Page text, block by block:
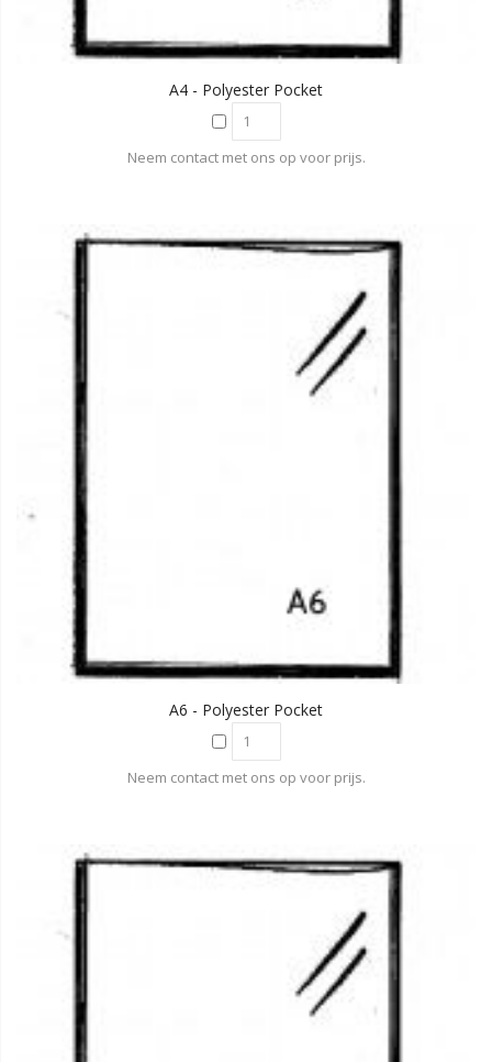
A4 - Polyester Pocket
Neem contact met ons op voor prijs.
A6 - Polyester Pocket
Neem contact met ons op voor prijs.